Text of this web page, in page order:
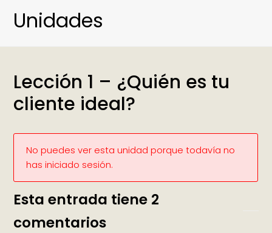
Unidades
Lección 1 – ¿Quién es tu
cliente ideal?
No puedes ver esta unidad porque todavía no
has iniciado sesión.
Esta entrada tiene 2
comentarios